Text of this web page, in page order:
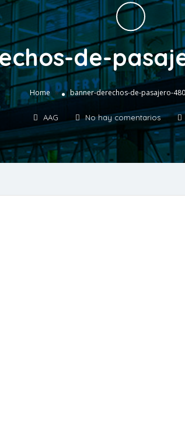
de-
Home » banner-derechos-de-pasajero-
AAG No hay comentarios